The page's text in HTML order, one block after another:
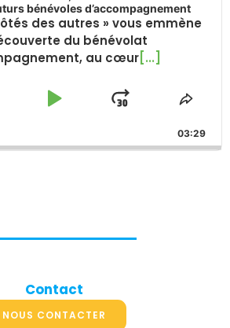
bénévoles d’accompagnement
des autres » vous emmène
du bénévolat
au cœur[...]
Play
Jump
Forward
Share
03:29
Contact
NOUS CONTACTER